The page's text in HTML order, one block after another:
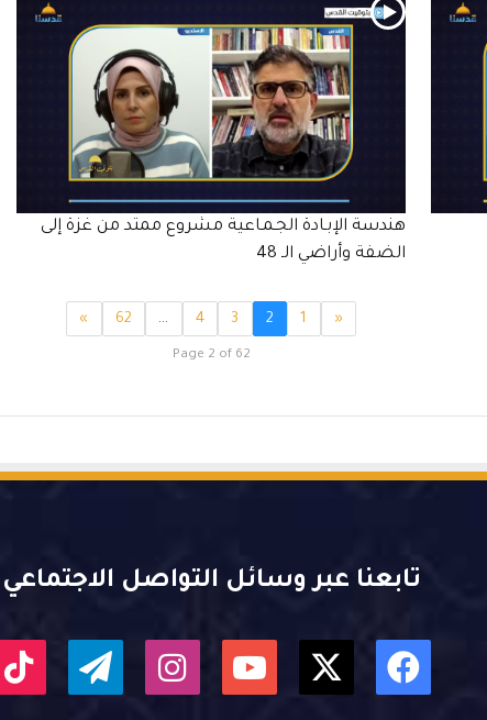
هندسة الإبـادة الجـمـاعية مشروع ممتد من غزة إلى
الضفة وأراضي الـ 48
«
1
2
3
4
…
62
»
Page 2 of 62
تابعنا عبر وسائل التواصل الاجتماعي
فيسبوك يوتيوب انستقرامتيلقرام